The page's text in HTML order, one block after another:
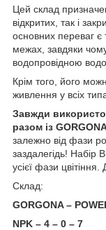
Цей склад
відкритих, так і
основних переваг
межах, завдяки
водопровідною
Крім того, його
живлення у всіх
Завжди
разом із
залежно від фази
заздалегідь! Набір
усієї фази
Склад:
GORGONA –
NPK – 4 – 0 – 7